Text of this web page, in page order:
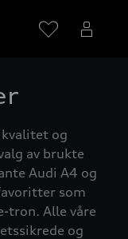
og
av brukte
Audi A4 og
som
tron. Alle våre
og